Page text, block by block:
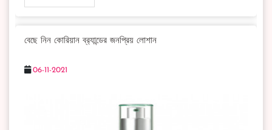
বেছে নিন কোরিয়ান ব্র‍্যান্ডের জনপ্রিয় লোশান
06-11-2021